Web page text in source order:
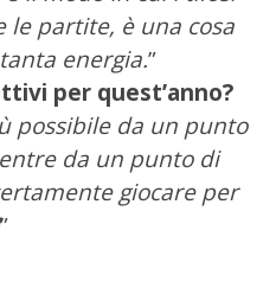
partite, è una cosa
energia.”
per quest’anno?
possibile da un punto
da un punto di
giocare per
”